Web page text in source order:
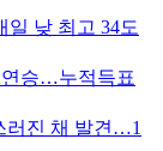
낮 최고 34도
연승…누적득표
러진 채 발견…1